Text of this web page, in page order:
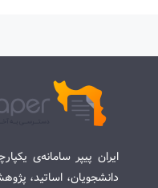
ایران پیپر سامانه‌ی
دانشجویان، اساتید،